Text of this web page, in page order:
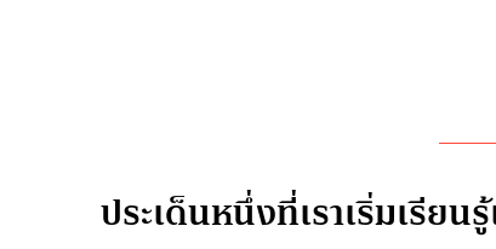
ประเด็นหนึ่งที่เราเริ่มเรีย